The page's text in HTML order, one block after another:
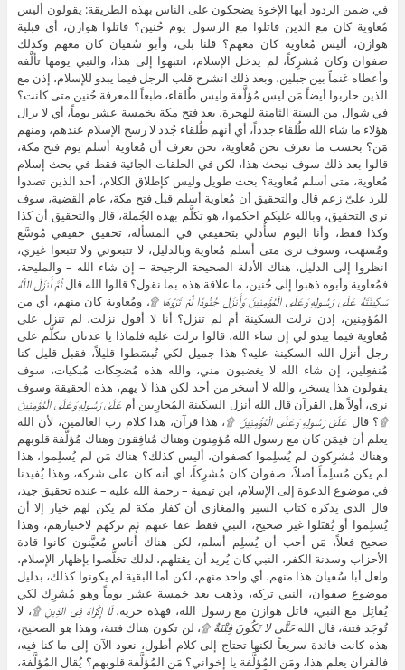
في ضمن الردود أيها الإخوة يضحكون على الناس بهذه الطريقة: يقولون أليس
مُعاوية كان مع الذين قاتلوا مع الرسول يوم حُنين؟ قاتلوا هوازن، أي قبلية
هوازن، أليس مُعاوية كان معهم؟ قلنا بلى، وأبو سُفيان كان معهم وكذلك
صفوان وكان مُشرِكاً، لم يدخل الإسلام، انتبهوا إلى هذا، والنبي يومها تألَّفه
وأعطاه غنماً بين جبلين، وبعد ذلك انشرح قلب الرجل فيما يبدو للإسلام، إذن مع
الذين حاربوا أيضاً مَن ليس مُؤلَّفة وليس طُلقاء، طبعاً للمعرفة حُنين متى كانت؟
في شوال من السنة الثامنة للهجرة، بعد فتح مكة بخمسة عشر يوماً، أي لا يزال
هؤلاء ما شاء الله طُلقاء جدداً، أي أنهم طُلقاء جُدد لا رسخ الإسلام عندهم، ومنهم
مَن؟ بحسب ما نعرف نحن مُعاوية، نحن نعرف أن مُعاوية أسلم يوم فتح مكة،
قالوا بعد ذلك سوف نبحث هذا، لكن في الحلقات الجائية فقط في بحث إسلام
مُعاوية، متى أسلم مُعاوية؟ بحث طويل وليس كإطلاق الكلام، أحد الذين تصدوا
للرد علىّ زعم قال والتحقيق أن مُعاوية أسلم قبل فتح مكة، عام القضية، سوف
نرى التحقيق، وبالله عليكم احكموا، هو تكلَّم بهذه الجُملة، قال والتحقيق أن كذا
وكذا فقط، وأنا اليوم سأُدلي بتحقيقي في المسألة، تحقيق حقيقي مُوسَّع
ومُسهَب، وسوف نرى متى أسلم مُعاوية وبالدليل، لا تتبعوني ولا تتبعوا غيري،
انظروا إلى الدليل، هناك الأدلة الصحيحة الرجيحة – إن شاء الله – والمليحة،
فمُعاوية وأبوه ذهبوا إلى حُنين، ما علاقة هذه بما نقول؟ قالوا الله قالثُمَّ أَنزَلَ اللَّهُ
سَكِينَتَهُ عَلَىٰ رَسُولِهِ وَعَلَى الْمُؤْمِنِينَ وَأَنزَلَ جُنُودًا لَّمْ تَرَوْهَا ۩، ومُعاوية كان منهم، أي من
المُؤمِنين، إذن نزلت السكينة أم لم تنزل؟ أنا لا أقول نزلت، لم تنزل على
مُعاوية فيما يبدو لي إن شاء الله، قالوا نزلت عليه فلماذا يا عدنان تتكلَّم على
رجل أنزل الله السكينة عليه؟ هذا جميل لكي تُبسَطوا قليلاً، فقبل قليل كنا
مُنفعِلين، إن شاء الله لا يغضبون مني، والله هذه مُضحِكات مُبكيات، سوف
يقولون هذا يسخر، والله لا أسخر من أحد لكن هذا لا يهم، هذه الحقيقة وسوف
نرى، أولاً هل القرآن قال الله أنزل السكينة المُحارِبين أم عَلَىٰ رَسُولِهِ وَعَلَى الْمُؤْمِنِينَ
۩؟ قال عَلَىٰ رَسُولِهِ وَعَلَى الْمُؤْمِنِينَ ۩، هذا قرآن، هذا كلام رب العالمين، لأن الله
يعلم أن فيمَن كان مع رسول الله مُؤمِنون وهناك مُنافِقون وهناك مُؤلَّفة قلوبهم
وهناك مُشرِكون لم يُسلِموا كصفوان، أليس كذلك؟ هناك مَن لم يُسلِموا، هذا
لم يكن مُسلِماً أصلاً، صفوان كان مُشرِكاً، أي أنه كان على شركه، وهذا يُفيدنا
في موضوع الدعوة إلى الإسلام، ابن تيمية – رحمة الله عليه – عنده تحقيق جيد،
قال الذي يذكره كتاب السير والمغازي أن كفار مكة لم يكن لهم خيار إلا أن
يُسلِموا أو يُقتَلوا غير صحيح، النبي فقط عفا عنهم ثم تركهم لاختيارهم، وهذا
صحيح فعلاً، مَن أحب أن يُسلِم أسلم، لكن هناك أُناس مُعيَّنون كانوا قادة
الأحزاب وسدنة الكفر، النبي كان يُريد أن يقتلهم، لذلك تخلَّصوا بإظهار الإسلام،
ولعل أبا سُفيان هذا منهم، أي واحد منهم، لكن أما البقية لم يكونوا كذلك، بدليل
موضوع صفوان، النبي تركه، وذهب بعد خمسة عشر يوماً وهو مُشرِك لكي
يُقاتِل مع النبي، قاتل هوازن مع رسول الله، فهذه حرية،لَا إِكْرَاهَ فِي الدِّينِ ۩، لا
تُوجَد فتنة، قال اللهحَتَّى لا تَكُونَ فِتْنَةٌ ۩، لن تكون هناك فتنة، وهذا هو الصحيح،
هذه كانت فائدة سريعاً لكنها تحتاج إلى كلام أطول، نعود الآن إلى ما كنا فيه،
فالقرآن يعلم هذا، ومَن المُؤلَّفة يا إخواني؟ مَن المُؤلَّفة قلوبهم؟ يُقال المُؤلَّفة،